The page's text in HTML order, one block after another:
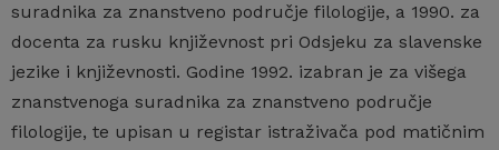
suradnika za znanstveno područje filologije, a 1990. za
docenta za rusku književnost pri Odsjeku za slavenske
jezike i književnosti. Godine 1992. izabran je za višega
znanstvenoga suradnika za znanstveno područje
filologije, te upisan u registar istraživača pod matičnim